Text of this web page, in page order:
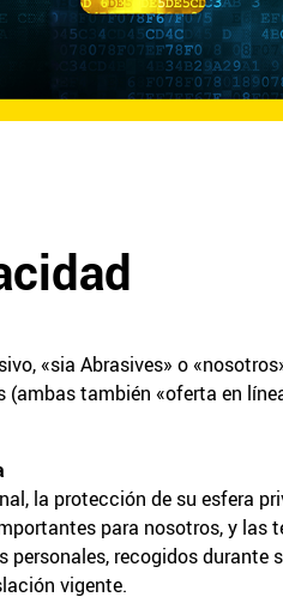
«sia Abrasives» o
también «oferta en
la protección de su esfera
para nosotros, y las
recogidos durante
vigente.